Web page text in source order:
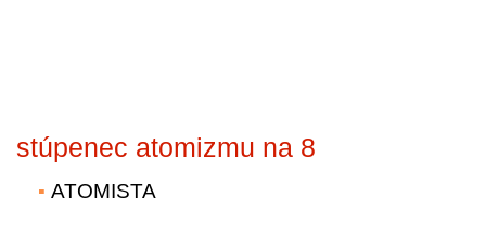
stúpenec atomizmu na 8
ATOMISTA